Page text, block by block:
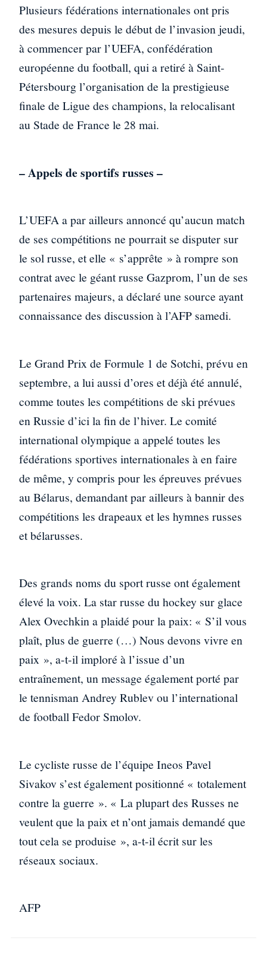
Plusieurs fédérations internationales ont pris
des mesures depuis le début de l’invasion jeudi,
à commencer par l’UEFA, confédération
européenne du football, qui a retiré à Saint-
Pétersbourg l’organisation de la prestigieuse
finale de Ligue des champions, la relocalisant
au Stade de France le 28 mai.
– Appels de sportifs russes –
L’UEFA a par ailleurs annoncé qu’aucun match
de ses compétitions ne pourrait se disputer sur
le sol russe, et elle « s’apprête » à rompre son
contrat avec le géant russe Gazprom, l’un de ses
partenaires majeurs, a déclaré une source ayant
connaissance des discussion à l’AFP samedi.
Le Grand Prix de Formule 1 de Sotchi, prévu en
septembre, a lui aussi d’ores et déjà été annulé,
comme toutes les compétitions de ski prévues
en Russie d’ici la fin de l’hiver. Le comité
international olympique a appelé toutes les
fédérations sportives internationales à en faire
de même, y compris pour les épreuves prévues
au Bélarus, demandant par ailleurs à bannir des
compétitions les drapeaux et les hymnes russes
et bélarusses.
Des grands noms du sport russe ont également
élevé la voix. La star russe du hockey sur glace
Alex Ovechkin a plaidé pour la paix: « S’il vous
plaît, plus de guerre (…) Nous devons vivre en
paix », a-t-il imploré à l’issue d’un
entraînement, un message également porté par
le tennisman Andrey Rublev ou l’international
de football Fedor Smolov.
Le cycliste russe de l’équipe Ineos Pavel
Sivakov s’est également positionné « totalement
contre la guerre ». « La plupart des Russes ne
veulent que la paix et n’ont jamais demandé que
tout cela se produise », a-t-il écrit sur les
réseaux sociaux.
AFP